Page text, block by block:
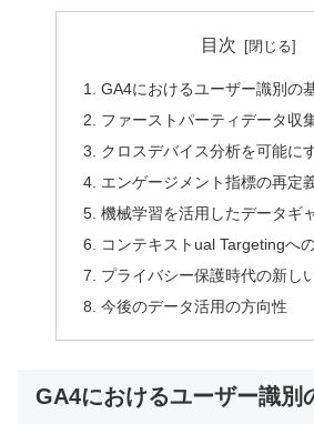
目次
GA4におけるユーザー識別の
ファーストパーティデータ収
クロスデバイス分析を可能に
エンゲージメント指標の再定
機械学習を活用したデータギ
コンテキストual Targetingへ
プライバシー保護時代の新し
今後のデータ活用の方向性
GA4におけるユーザー識別